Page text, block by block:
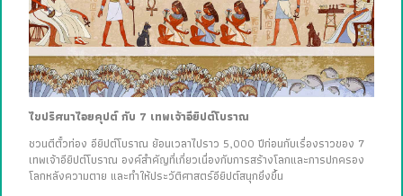
ไขปริศนาไอยคุปต์ กับ 7 เทพเจ้าอียิปต์โบราณ
ชวนตีตั๋วท่อง อียิปต์โบราณ ย้อนเวลาไปราว 5,000 ปีก่อนกับเรื่องราวของ 7
เทพเจ้าอียิปต์โบราณ องค์สำคัญที่เกี่ยวเนื่องกับการสร้างโลกและการปกครอง
โลกหลังความตาย และทำให้ประวัติศาสตร์อียิปต์สนุกยิ่งขึ้น